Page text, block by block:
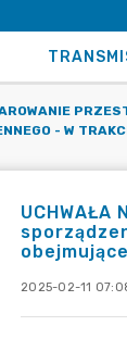
- W
2025-02-11